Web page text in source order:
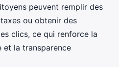
peuvent remplir des
ou obtenir des
clics, ce qui renforce la
la transparence